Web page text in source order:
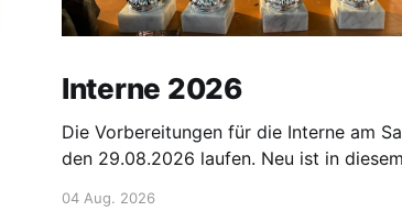
Interne 2026
Die Vorbereitungen für die Interne am Samstag,
den 29.08.2026 laufen. Neu ist in diesem Jahr
04 Aug. 2026